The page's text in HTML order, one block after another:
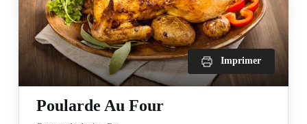
Imprimer
Poularde Au Four